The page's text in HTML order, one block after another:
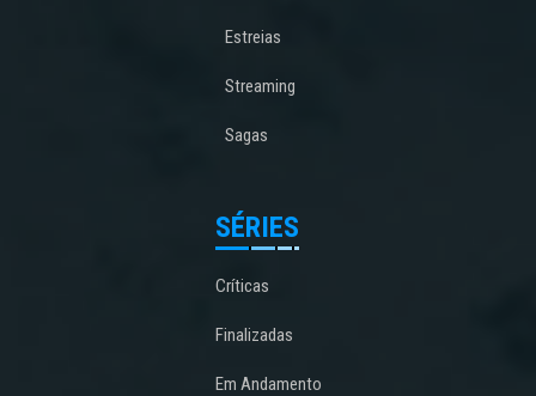
Estreias
Streaming
Sagas
SÉRIES
Críticas
Finalizadas
Em Andamento